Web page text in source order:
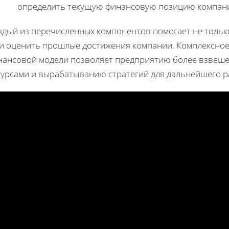
определить текущую финансовую позицию
из перечисленных компонентов помогает не
оценить прошлые достижения компании.
модели позволяет предприятию более
и вырабатыванию стратегий для дальнейшего